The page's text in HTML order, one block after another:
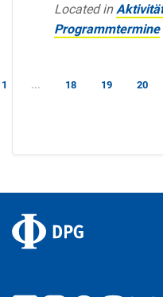
Located in
Programmtermine
1 ... 18 19 20